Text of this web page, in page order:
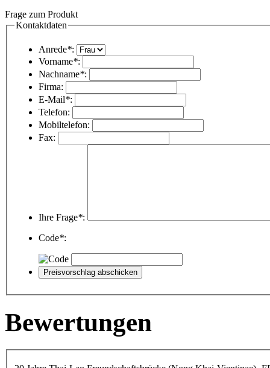
Frage zum Produkt
Kontaktdaten
Anrede*:
Vorname*:
Nachname*:
Firma:
E-Mail*:
Telefon:
Mobiltelefon:
Fax:
Ihre Frage*:
Code*:
Bewertungen